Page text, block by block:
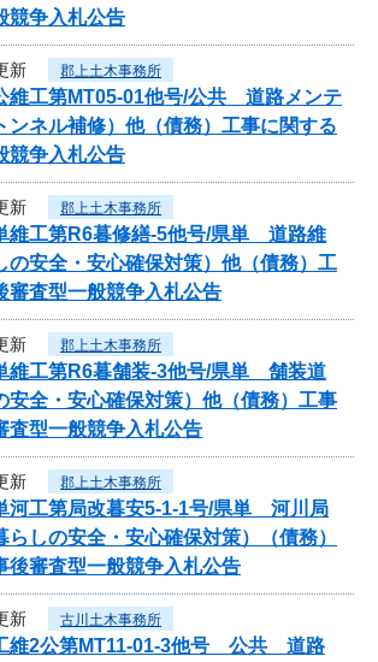
競争入札公告
新 郡上土木事務所
維工第MT05-01他号/公共 道路メンテ
ンネル補修）他（債務）工事に関する
競争入札公告
新 郡上土木事務所
維工第R6暮修繕-5他号/県単 道路維
の安全・安心確保対策）他（債務）工
審査型一般競争入札公告
新 郡上土木事務所
維工第R6暮舗装-3他号/県単 舗装道
安全・安心確保対策）他（債務）工事
査型一般競争入札公告
新 郡上土木事務所
河工第局改暮安5-1-1号/県単 河川局
らしの安全・安心確保対策）（債務）
後審査型一般競争入札公告
新 古川土木事務所
維2公第MT11-01-3他号 公共 道路